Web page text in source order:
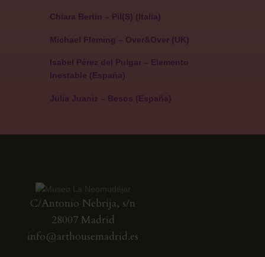
Chiara Bertin – Pil(S) (Italia)
Michael Fleming – Over&Over (UK)
Isabel Pérez del Pulgar – Elemento
Inestable (España)
Julia Juaniz – Besos (España)
C/Antonio Nebrija, s/n
28007 Madrid
info@arthousemadrid.es